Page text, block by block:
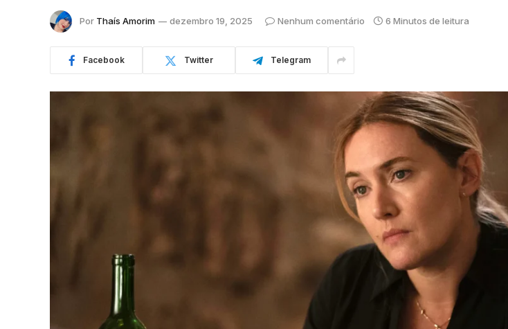
Por Thaís Amorim dezembro 19, 2025 Nenhum comentário 6 Minutos de leitura
Facebook Twitter Telegram